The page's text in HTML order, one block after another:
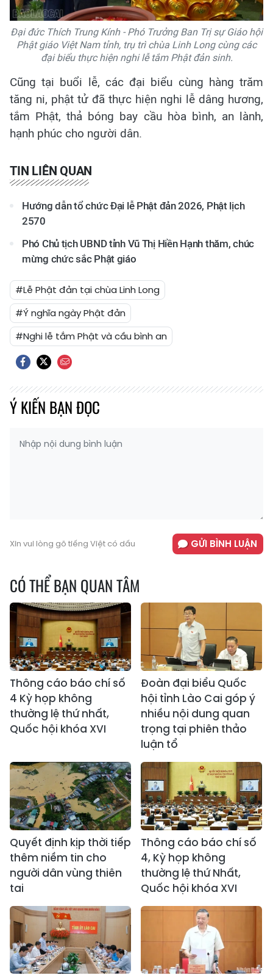
Đại đức Thích Trung Kính - Phó Trưởng Ban Trị sự Giáo hội
Phật giáo Việt Nam tỉnh, trụ trì chùa Linh Long cùng các
đại biểu thực hiện nghi lễ tắm Phật đản sinh.
Cũng tại buổi lễ, các đại biểu cùng hàng trăm
tăng ni, phật tử đã thực hiện nghi lễ dâng hương,
tắm Phật, thả bóng bay cầu hòa bình, an lành,
hạnh phúc cho người dân.
TIN LIÊN QUAN
Hướng dẫn tổ chức Đại lễ Phật đản 2026, Phật lịch
2570
Phó Chủ tịch UBND tỉnh Vũ Thị Hiền Hạnh thăm, chúc
mừng chức sắc Phật giáo
#Lễ Phật đản tại chùa Linh Long
#Ý nghĩa ngày Phật đản
#Nghi lễ tắm Phật và cầu bình an
Ý KIẾN BẠN ĐỌC
Xin vui lòng gõ tiếng Việt có dấu GỬI BÌNH LUẬN
CÓ THỂ BẠN QUAN TÂM
Thông cáo báo chí số
4 Kỳ họp không
thường lệ thứ nhất,
Quốc hội khóa XVI
Đoàn đại biểu Quốc
hội tỉnh Lào Cai góp ý
nhiều nội dung quan
trọng tại phiên thảo
luận tổ
Quyết định kịp thời tiếp
thêm niềm tin cho
người dân vùng thiên
tai
Thông cáo báo chí số
4, Kỳ họp không
thường lệ thứ Nhất,
Quốc hội khóa XVI